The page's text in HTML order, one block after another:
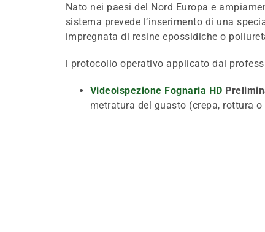
Nato nei paesi del Nord Europa e
sistema prevede l’inserimento di una
impregnata di resine epossidiche o
l protocollo operativo applicato dai
Videoispezione Fognaria HD
metratura del guasto (crepa, rottura